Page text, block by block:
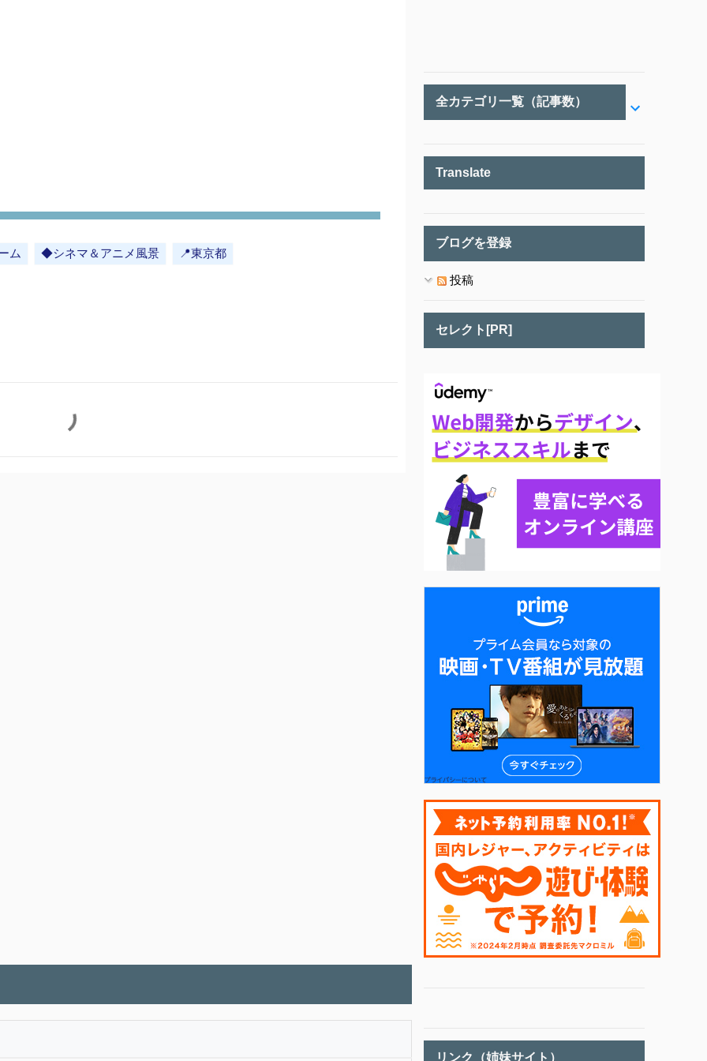
ム ◆シネマ＆アニメ風景 📍東京都
全カテゴリ一覧（記事数）
Translate
ブログを登録
投稿
セレクト[PR]
リンク（姉妹サイト）